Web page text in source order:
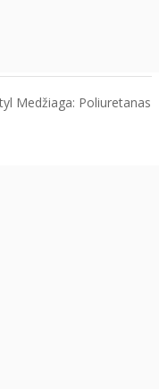
Medžiaga: Poliuretanas